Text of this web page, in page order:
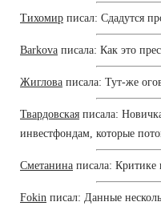
Тихомир писал: Сдадутся
Barkova писала: Как это
Жиглова писала: Тут-же
Твардовская писала:
инвестфондам, которые
Сметанина писала: Критике
Fokin писал: Данные